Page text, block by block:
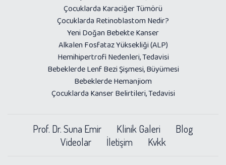
Çocuklarda Karaciğer Tümörü
Çocuklarda Retinoblastom Nedir?
Yeni Doğan Bebekte Kanser
Alkalen Fosfataz Yüksekliği (ALP)
Hemihipertrofi Nedenleri, Tedavisi
Bebeklerde Lenf Bezi Şişmesi, Büyümesi
Bebeklerde Hemanjiom
Çocuklarda Kanser Belirtileri, Tedavisi
Prof. Dr. Suna Emir Klinik Galeri
Blog
Videolar
İletişim Kvkk